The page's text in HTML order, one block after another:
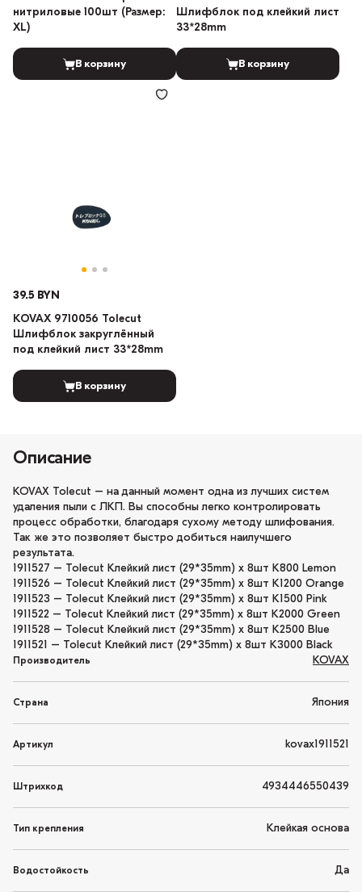
нитриловые 100шт (Размер:
XL)
В корзину
Шлифблок под клейкий лист
33*28mm
В корзину
39.5 BYN
KOVAX 9710056 Tolecut
Шлифблок закруглённый
под клейкий лист 33*28mm
В корзину
Описание
KOVAX Tolecut – на данный момент одна из лучших систем
удаления пыли с ЛКП. Вы способны легко контролировать
процесс обработки, благодаря сухому методу шлифования.
Так же это позволяет быстро добиться наилучшего
результата.
1911527 – Tolecut Клейкий лист (29*35mm) x 8шт K800 Lemon
1911526 – Tolecut Клейкий лист (29*35mm) x 8шт K1200 Orange
1911523 – Tolecut Клейкий лист (29*35mm) x 8шт K1500 Pink
1911522 – Tolecut Клейкий лист (29*35mm) x 8шт K2000 Green
1911528 – Tolecut Клейкий лист (29*35mm) x 8шт K2500 Blue
1911521 – Tolecut Клейкий лист (29*35mm) x 8шт K3000 Black
Производитель KOVAX
Страна Япония
Артикул kovax1911521
Штрихкод 4934446550439
Тип крепления Клейкая основа
Водостойкость Да